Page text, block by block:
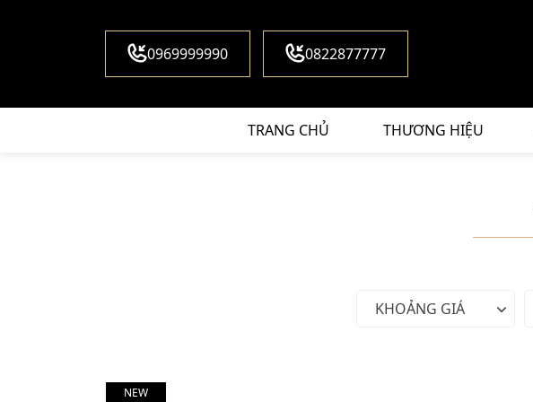
0969999990 0822877777
TRANG CHỦ THƯƠNG HIỆU
KHOẢNG GIÁ
NEW